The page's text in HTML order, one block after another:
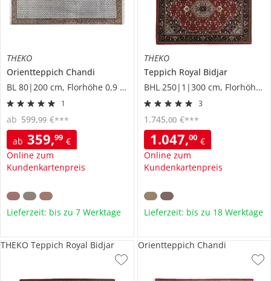
THEKO
Orientteppich Chandi
BL 80|200 cm, Florhöhe 0,9 cm
1
ab 359,99 €
Online zum
Kundenkartenpreis
ab 599,99 €***
Lieferzeit: bis zu 7 Werktage
THEKO
Teppich Royal Bidjar
BHL 250|1|300 cm, Florhöhe 1,2 cm
3
1.047,00 €
Online zum
Kundenkartenpreis
1.745,00 €***
Lieferzeit: bis zu 18 Werktage
THEKO Teppich Royal Bidjar Orientteppich Chandi